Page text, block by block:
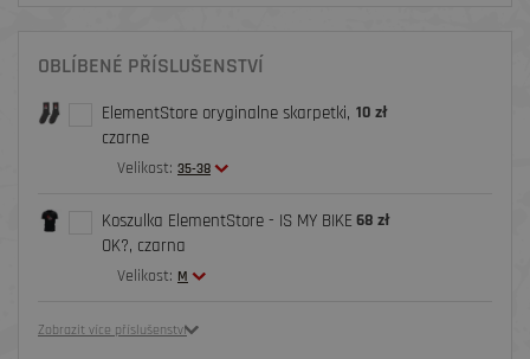
OBLÍBENÉ PŘÍSLUŠENSTVÍ
ElementStore oryginalne skarpetki,
czarne
Velikost: 35-38
10 zł
Koszulka ElementStore - IS MY BIKE
OK?, czarna
Velikost: M
68 zł
Zobrazit více příslušenství